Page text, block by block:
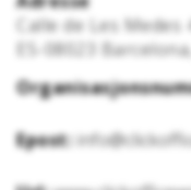
Calle de Les Medes
ES-08023
Epost: